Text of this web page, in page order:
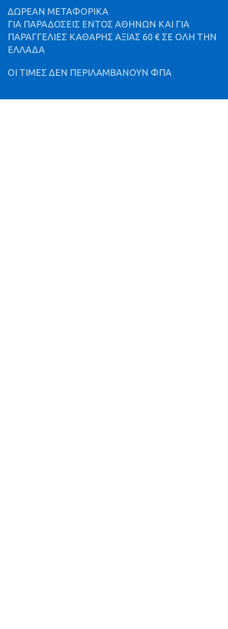
ΔΩΡΕΑΝ ΜΕΤΑΦΟΡΙΚΑ
ΓΙΑ ΠΑΡΑΔΟΣΕΙΣ ΕΝΤΟΣ ΑΘΗΝΩΝ ΚΑΙ ΓΙΑ
ΠΑΡΑΓΓΕΛΙΕΣ ΚΑΘΑΡΗΣ ΑΞΙΑΣ 60 € ΣΕ ΟΛΗ ΤΗΝ
ΕΛΛΑΔΑ
ΟΙ ΤΙΜΕΣ ΔΕΝ ΠΕΡΙΛΑΜΒΑΝΟΥΝ ΦΠΑ